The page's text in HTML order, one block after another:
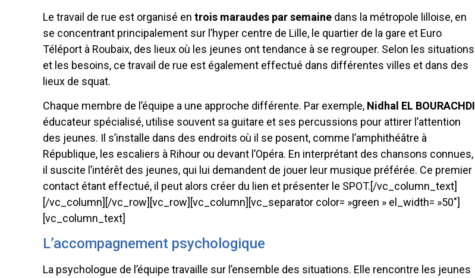
Le travail de rue est organisé en trois maraudes par semaine dans la métropole lilloise, en
se concentrant principalement sur l’hyper centre de Lille, le quartier de la gare et Euro
Téléport à Roubaix, des lieux où les jeunes ont tendance à se regrouper. Selon les situations
et les besoins, ce travail de rue est également effectué dans différentes villes et dans des
lieux de squat.
Chaque membre de l’équipe a une approche différente. Par exemple, Nidhal EL BOURACHDI
éducateur spécialisé, utilise souvent sa guitare et ses percussions pour attirer l’attention
des jeunes. Il s’installe dans des endroits où il se posent, comme l’amphithéâtre à
République, les escaliers à Rihour ou devant l’Opéra. En interprétant des chansons connues,
il suscite l’intérêt des jeunes, qui lui demandent de jouer leur musique préférée. Ce premier
contact étant effectué, il peut alors créer du lien et présenter le SPOT.[/vc_column_text]
[/vc_column][/vc_row][vc_row][vc_column][vc_separator color= »green » el_width= »50″]
[vc_column_text]
L’accompagnement psychologique
La psychologue de l’équipe travaille sur l’ensemble des situations. Elle rencontre les jeunes